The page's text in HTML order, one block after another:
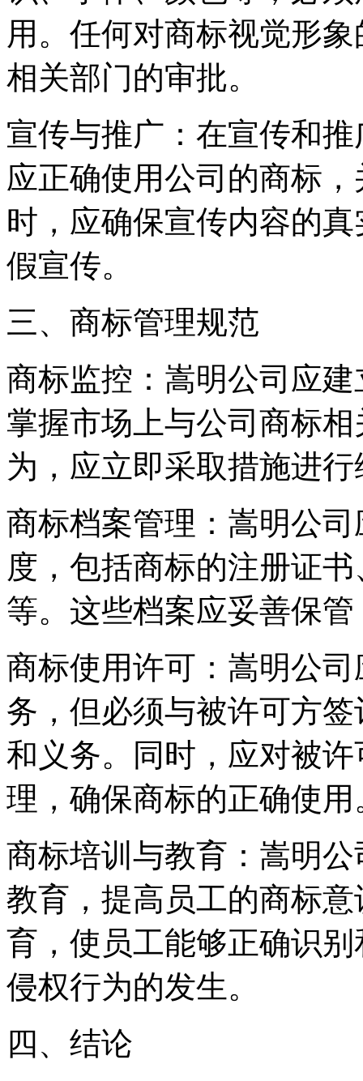
用。任何对商标视觉形
相关部门的审批。
宣传与推广：在宣传和
应正确使用公司的商标
时，应确保宣传内容的
假宣传。
三、商标管理规范
商标监控：嵩明公司应
掌握市场上与公司商标
为，应立即采取措施进
商标档案管理：嵩明公
度，包括商标的注册证
等。这些档案应妥善保
商标使用许可：嵩明公
务，但必须与被许可方
和义务。同时，应对被
理，确保商标的正确使用
商标培训与教育：嵩明
教育，提高员工的商标
育，使员工能够正确识
侵权行为的发生。
四、结论